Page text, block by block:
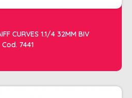
CURVES 1.1/4 32MM BIV
Cod. 7441